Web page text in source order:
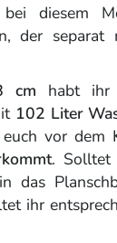
diesem
der
cm habt ihr
102 Liter
vor dem
. Solltet
das
ihr